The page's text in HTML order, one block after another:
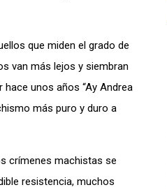
que miden el grado de
van más lejos y siembran
unos años “Ay Andrea
más puro y duro a
crímenes machistas se
resistencia, muchos